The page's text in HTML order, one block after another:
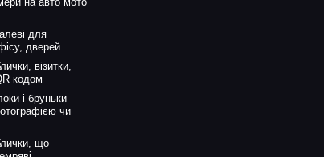
для
дверей
візитки,
кодом
і бруньки
чи
що